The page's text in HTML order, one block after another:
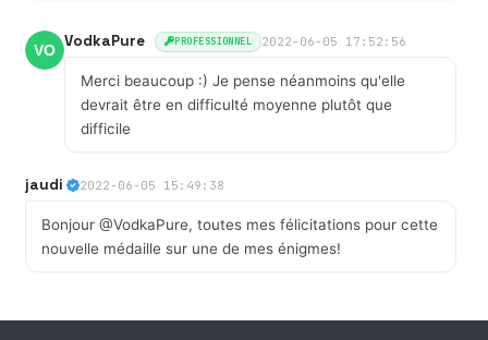
VodkaPure PROFESSIONNEL 2022-06-05 17:52:56
Merci beaucoup :) Je pense néanmoins qu'elle
devrait être en difficulté moyenne plutôt que
difficile
jaudi 2022-06-05 15:49:38
Bonjour @VodkaPure, toutes mes félicitations pour cette
nouvelle médaille sur une de mes énigmes!